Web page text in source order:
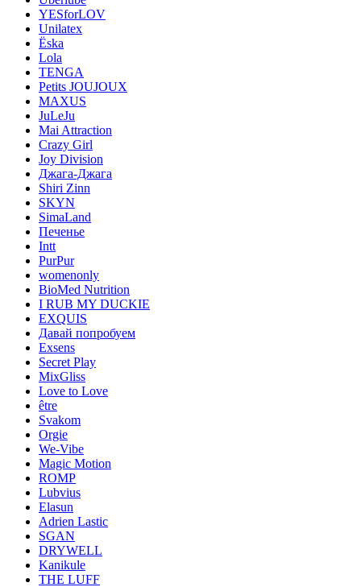
YESforLOV
Unilatex
Ёska
Lola
TENGA
Petits JOUJOUX
MAXUS
JuLeJu
Mai Attraction
Crazy Girl
Joy Division
Джага-Джага
Shiri Zinn
SKYN
SimaLand
Печенье
Intt
PurPur
womenonly
BioMed Nutrition
I RUB MY DUCKIE
EXQUIS
Давай попробуем
Exsens
Secret Play
MixGliss
Love to Love
être
Svakom
Orgie
We-Vibe
Magic Motion
ROMP
Lubvius
Elasun
Adrien Lastic
SGAN
DRYWELL
Kanikule
THE LUFF